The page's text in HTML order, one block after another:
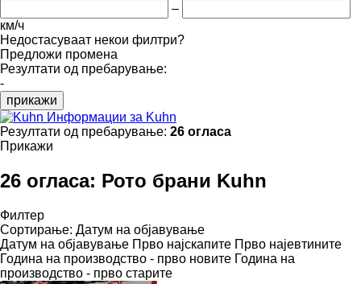
–
км/ч
Недостасуваат некои филтри?
Предложи промена
Резултати од пребарување:
-
прикажи
Информации за Kuhn
Резултати од пребарување: 26 огласа
Прикажи
26 огласа: Рото брани Kuhn
Филтер
Сортирање: Датум на објавување
Датум на објавување Прво најскапите Прво најевтините
Година на производство - прво новите Година на
производство - прво старите